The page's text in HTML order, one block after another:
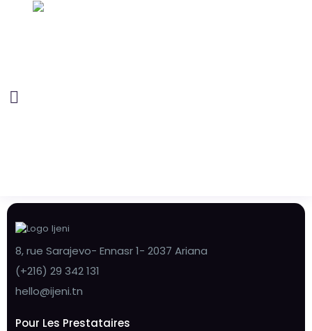
8, rue Sarajevo- Ennasr 1- 2037 Ariana
(+216) 29 342 131
hello@ijeni.tn
Pour Les Prestataires